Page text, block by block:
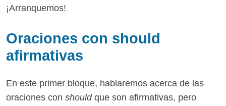
¡Arranquemos!
Oraciones con should
afirmativas
En este primer bloque, hablaremos acerca de las
oraciones con shouldque son afirmativas, pero